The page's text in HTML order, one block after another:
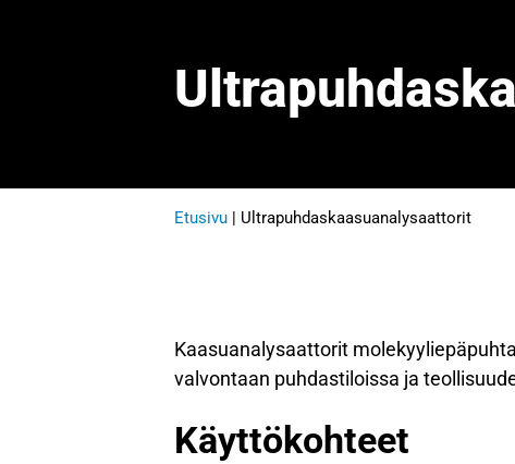
Etusivu | Ultrapuhdaskaasuanalysaattorit
Kaasuanalysaattorit
valvontaan puhdastiloissa ja
Käyttökohteet